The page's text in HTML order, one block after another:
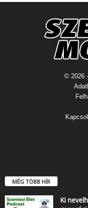
© 2026
MÉG TÖBB HÍR
Ki